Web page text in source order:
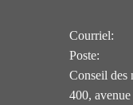
Courriel:
Poste:
Conseil des
400,